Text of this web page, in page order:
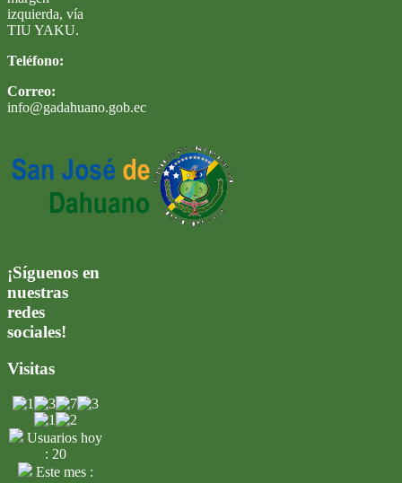
izquierda, vía
TIU YAKU.
Teléfono:
Correo:
info@gadahuano.gob.ec
¡Síguenos en
nuestras
redes
sociales!
Visitas
Usuarios hoy
: 20
Este mes :